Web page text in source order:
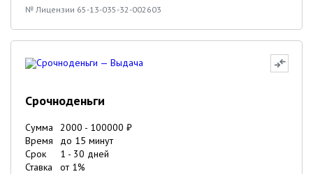
№ Лицензии 65-13-035-32-002603
Срочноденьги
Сумма 2000 - 100000 ₽
Время
до 15 минут
Срок
1 - 30 дней
Ставка
от 1%